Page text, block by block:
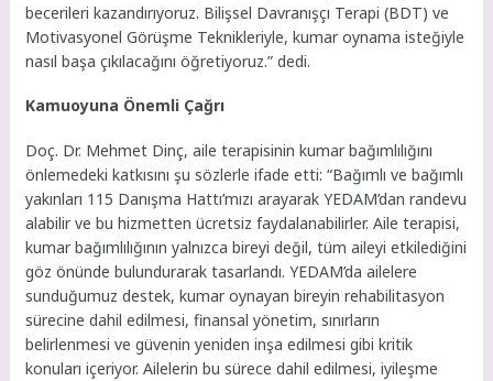
becerileri kazandırıyoruz. Bilişsel Davranışçı Terapi (BDT) ve
Motivasyonel Görüşme Teknikleriyle, kumar oynama isteğiyle
nasıl başa çıkılacağını öğretiyoruz.” dedi.
Kamuoyuna Önemli Çağrı
Doç. Dr. Mehmet Dinç, aile terapisinin kumar bağımlılığını
önlemedeki katkısını şu sözlerle ifade etti: “Bağımlı ve bağımlı
yakınları 115 Danışma Hattı’mızı arayarak YEDAM’dan randevu
alabilir ve bu hizmetten ücretsiz faydalanabilirler. Aile terapisi,
kumar bağımlılığının yalnızca bireyi değil, tüm aileyi etkilediğini
göz önünde bulundurarak tasarlandı. YEDAM’da ailelere
sunduğumuz destek, kumar oynayan bireyin rehabilitasyon
sürecine dahil edilmesi, finansal yönetim, sınırların
belirlenmesi ve güvenin yeniden inşa edilmesi gibi kritik
konuları içeriyor. Ailelerin bu sürece dahil edilmesi, iyileşme